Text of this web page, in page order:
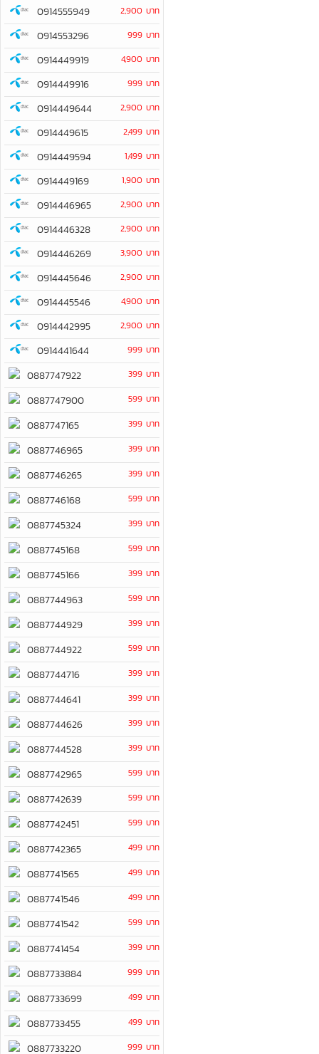
0914555949 2,900 บาท
0914553296 999 บาท
0914449919 4,900 บาท
0914449916 999 บาท
0914449644 2,900 บาท
0914449615 2,499 บาท
0914449594 1,499 บาท
0914449169 1,900 บาท
0914446965 2,900 บาท
0914446328 2,900 บาท
0914446269 3,900 บาท
0914445646 2,900 บาท
0914445546 4,900 บาท
0914442995 2,900 บาท
0914441644 999 บาท
0887747922 399 บาท
0887747900 599 บาท
0887747165 399 บาท
0887746965 399 บาท
0887746265 399 บาท
0887746168 599 บาท
0887745324 399 บาท
0887745168 599 บาท
0887745166 399 บาท
0887744963 599 บาท
0887744929 399 บาท
0887744922 599 บาท
0887744716 399 บาท
0887744641 399 บาท
0887744626 399 บาท
0887744528 399 บาท
0887742965 599 บาท
0887742639 599 บาท
0887742451 599 บาท
0887742365 499 บาท
0887741565 499 บาท
0887741546 499 บาท
0887741542 599 บาท
0887741454 399 บาท
0887733884 999 บาท
0887733699 499 บาท
0887733455 499 บาท
0887733220 999 บาท